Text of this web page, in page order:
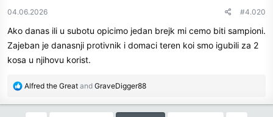
n
:
04.06.2026 #4.020
Ako danas ili u subotu opicimo jedan brejk mi cemo biti sampioni.
Zajeban je danasnji protivnik i domaci teren koi smo igubili za 2
kosa u njihovu korist.
R
a
Alfred the Great and GraveDigger88